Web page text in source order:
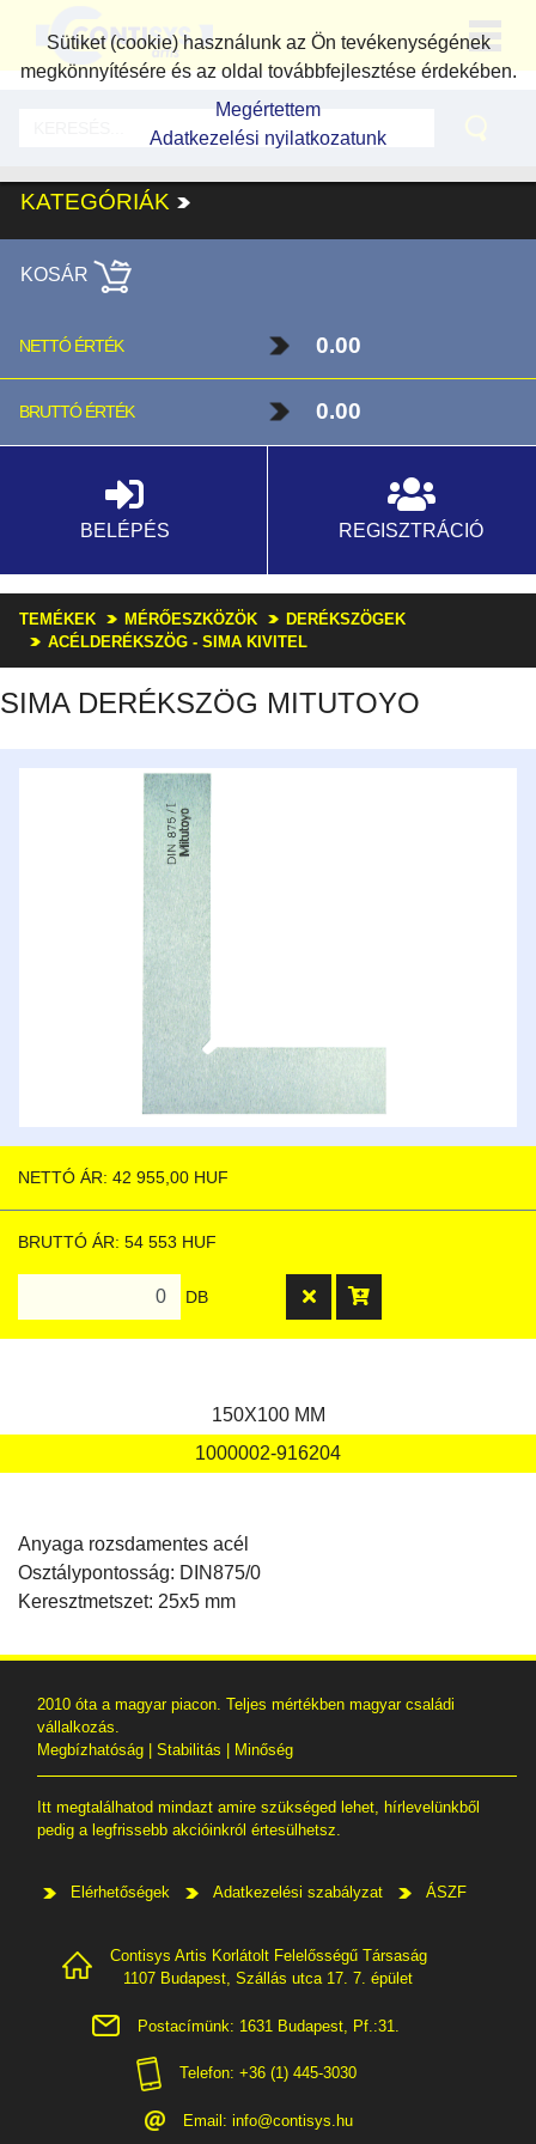
Sütiket (cookie) használunk az Ön tevékenységének
megkönnyítésére és az oldal továbbfejlesztése érdekében.
Megértettem
Adatkezelési nyilatkozatunk
KATEGÓRIÁK
KOSÁR
NETTÓ ÉRTÉK 0.00
BRUTTÓ ÉRTÉK 0.00
BELÉPÉS REGISZTRÁCIÓ
TEMÉKEK MÉRŐESZKÖZÖK
DERÉKSZÖGEK
ACÉLDERÉKSZÖG - SIMA KIVITEL
SIMA DERÉKSZÖG MITUTOYO
NETTÓ ÁR: 42 955,00 HUF
BRUTTÓ ÁR: 54 553 HUF
DB
150X100 MM
1000002-916204
Anyaga rozsdamentes acél
Osztálypontosság: DIN875/0
Keresztmetszet: 25x5 mm
2010 óta a magyar piacon. Teljes mértékben magyar családi
vállalkozás.
Megbízhatóság | Stabilitás | Minőség
Itt megtalálhatod mindazt amire szükséged lehet, hírlevelünkből
pedig a legfrissebb akcióinkról értesülhetsz.
Elérhetőségek Adatkezelési szabályzat ÁSZF
Contisys Artis Korlátolt Felelősségű Társaság
1107 Budapest, Szállás utca 17. 7. épület
Postacímünk: 1631 Budapest, Pf.:31.
Telefon: +36 (1) 445-3030
Email: info@contisys.hu